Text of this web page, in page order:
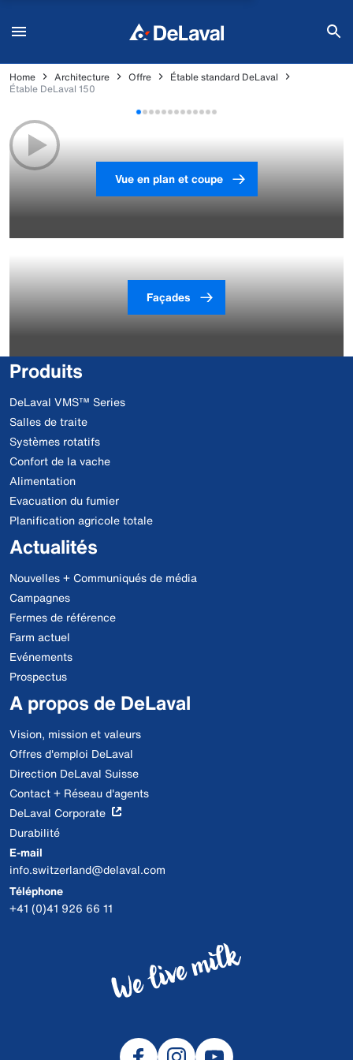
Home Architecture Offre
Étable standard DeLaval
Étable DeLaval 150
Vue en plan et coupe
Façades
Produits
DeLaval VMS™ Series
Salles de traite
Systèmes rotatifs
Confort de la vache
Alimentation
Evacuation du fumier
Planification agricole totale
Actualités
Nouvelles + Communiqués de média
Campagnes
Fermes de référence
Farm actuel
Evénements
Prospectus
A propos de DeLaval
Vision, mission et valeurs
Offres d'emploi DeLaval
Direction DeLaval Suisse
Contact + Réseau d'agents
DeLaval Corporate
Durabilité
E-mail
info.switzerland@delaval.com
Téléphone
+41 (0)41 926 66 11